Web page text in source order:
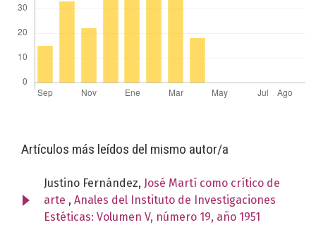
Artículos más leídos del mismo autor/a
Justino Fernández, José Martí como crítico de
arte , Anales del Instituto de Investigaciones
Estéticas: Volumen V, número 19, año 1951